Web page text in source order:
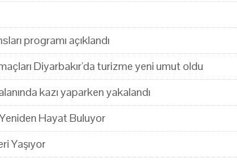
programı açıklandı
Diyarbakır'da turizme yeni umut oldu
kazı yaparken yakalandı
Hayat Buluyor
Yaşıyor